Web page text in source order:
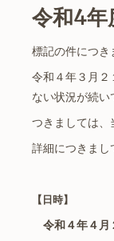
令和4年
標記の件につき
令和４年３月２
ない状況が続い
つきましては、
詳細につきまし
【日時】
令和４年４月